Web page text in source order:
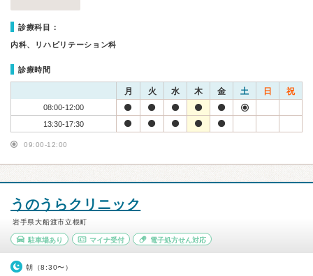
診療科目：
内科、リハビリテーション科
診療時間
月 火 水 木 金 土 日 祝
08:00-12:00
13:30-17:30
09:00-12:00
うのうらクリニック
岩手県大船渡市立根町
駐車場あり マイナ受付 電子処方せん対応
朝（8:30〜）